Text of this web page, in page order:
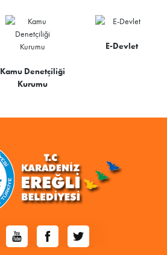
Kamu Denetçiliği
Kurumu
E-Devlet